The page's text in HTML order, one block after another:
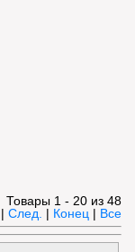
Товары 1 - 20 из 48
| След. | Конец | Все